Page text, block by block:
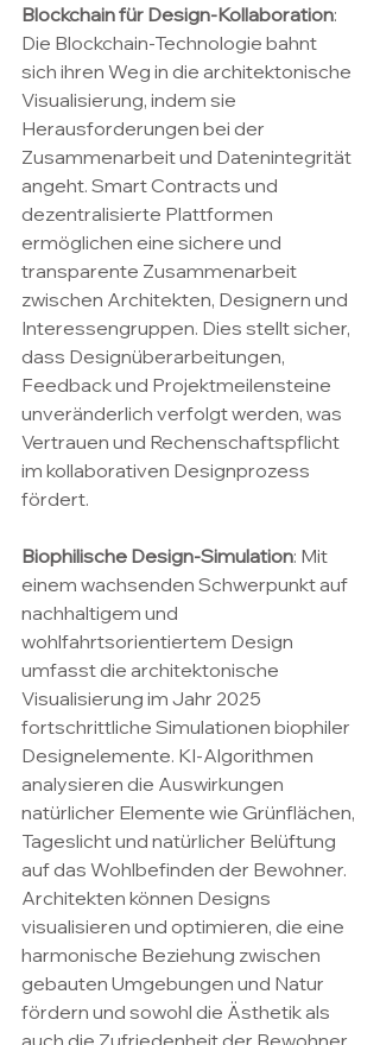
Blockchain für Design-Kollaboration:
Die Blockchain-Technologie bahnt
sich ihren Weg in die architektonische
Visualisierung, indem sie
Herausforderungen bei der
Zusammenarbeit und Datenintegrität
angeht. Smart Contracts und
dezentralisierte Plattformen
ermöglichen eine sichere und
transparente Zusammenarbeit
zwischen Architekten, Designern und
Interessengruppen. Dies stellt sicher,
dass Designüberarbeitungen,
Feedback und Projektmeilensteine
unveränderlich verfolgt werden, was
Vertrauen und Rechenschaftspflicht
im kollaborativen Designprozess
fördert.
Biophilische Design-Simulation: Mit
einem wachsenden Schwerpunkt auf
nachhaltigem und
wohlfahrtsorientiertem Design
umfasst die architektonische
Visualisierung im Jahr 2025
fortschrittliche Simulationen biophiler
Designelemente. KI-Algorithmen
analysieren die Auswirkungen
natürlicher Elemente wie Grünflächen,
Tageslicht und natürlicher Belüftung
auf das Wohlbefinden der Bewohner.
Architekten können Designs
visualisieren und optimieren, die eine
harmonische Beziehung zwischen
gebauten Umgebungen und Natur
fördern und sowohl die Ästhetik als
auch die Zufriedenheit der Bewohner